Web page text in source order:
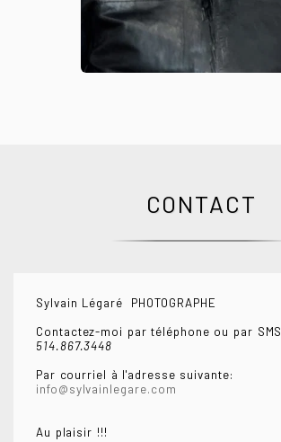
CONTACT
Sylvain Légaré PHOTOGRAPHE
Contactez-moi par téléphone ou par SMS
514.867.3448
Par courriel à l'adresse suivante:
info@sylvainlegare.com
Au plaisir !!!